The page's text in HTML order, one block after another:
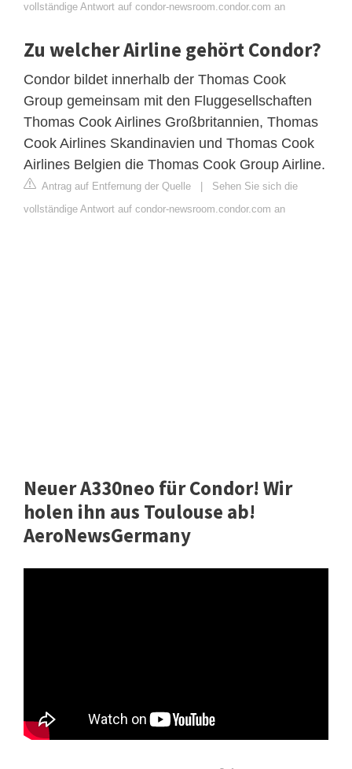
vollständige Antwort auf condor-newsroom.condor.com an
Zu welcher Airline gehört Condor?
Condor bildet innerhalb der Thomas Cook
Group gemeinsam mit den Fluggesellschaften
Thomas Cook Airlines Großbritannien, Thomas
Cook Airlines Skandinavien und Thomas Cook
Airlines Belgien die Thomas Cook Group Airline.
Antrag auf Entfernung der Quelle
Sehen Sie sich die
vollständige Antwort auf condor-newsroom.condor.com an
Neuer A330neo für Condor! Wir
holen ihn aus Toulouse ab!
AeroNewsGermany